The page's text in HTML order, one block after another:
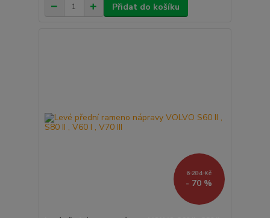
Přidat do košíku
6 284 Kč
- 70 %